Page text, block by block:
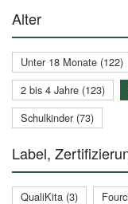
Alter
Unter 18 Monate (122)
2 bis 4 Jahre (123)
Schulkinder (73)
Label,
QualiKita (3)